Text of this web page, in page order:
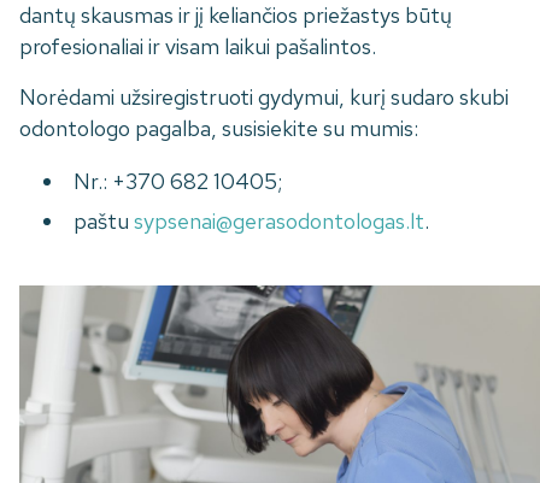
dantų skausmas ir jį keliančios priežastys būtų
profesionaliai ir visam laikui pašalintos.
Norėdami užsiregistruoti gydymui, kurį sudaro skubi
odontologo pagalba, susisiekite su mumis:
Nr.: +370 682 10405;
paštu sypsenai@gerasodontologas.lt.